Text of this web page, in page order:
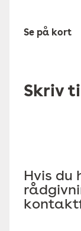
Se på kort
Skriv
Hvis du